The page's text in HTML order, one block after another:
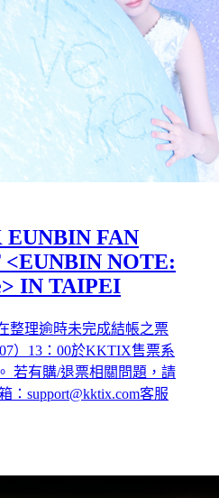
EUNBIN FAN
<EUNBIN NOTE:
IN TAIPEI
整理逾時未完成結帳之票
）13：00於KKTIX售票系
若有購/退票相關問題，請
：support@kktix.com客服